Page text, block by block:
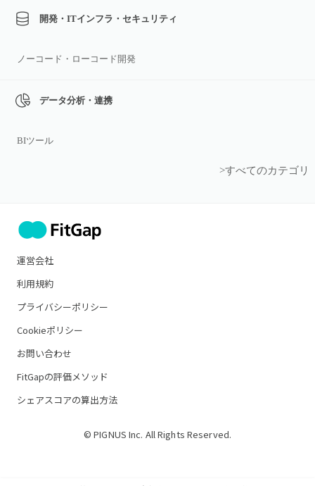
開発・ITインフラ・セキュリティ
ノーコード・ローコード開発
データ分析・連携
BIツール
>すべてのカテゴリ
運営会社
利用規約
プライバシーポリシー
Cookieポリシー
お問い合わせ
FitGapの評価メソッド
シェアスコアの算出方法
© PIGNUS Inc. All Rights Reserved.